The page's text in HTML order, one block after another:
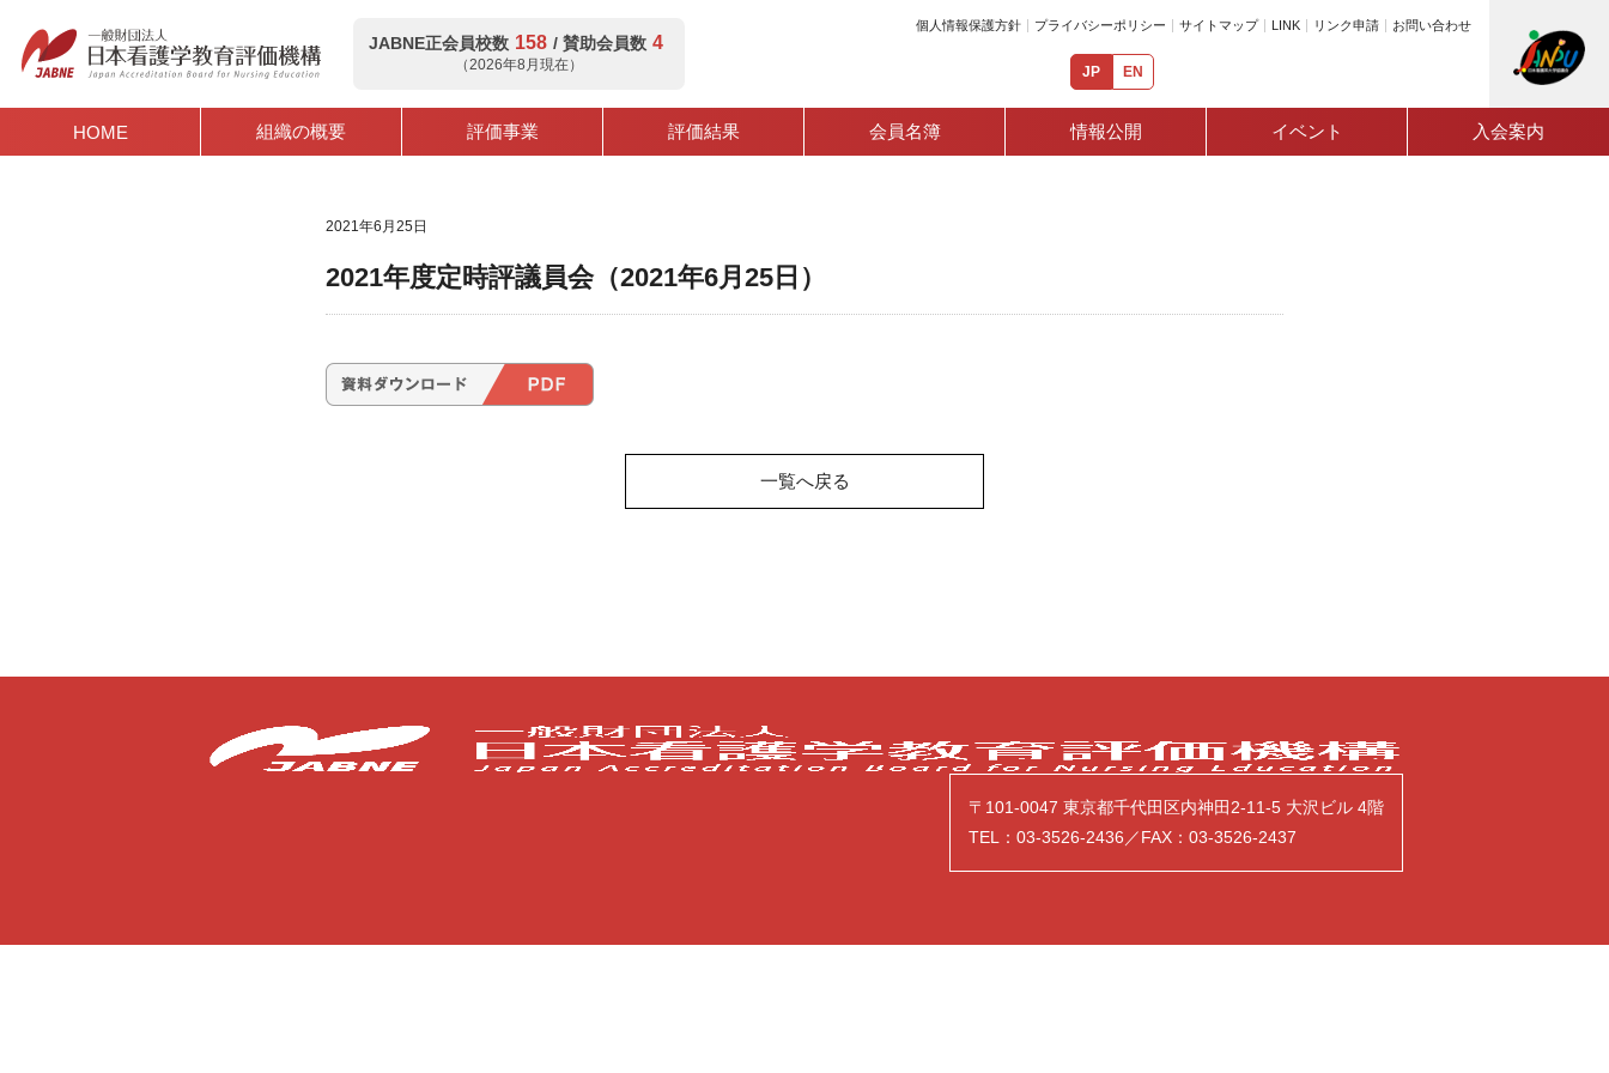
JABNE正会員校数 158 / 賛助会員数 4
（2026年8月現在）
個人情報保護方針 プライバシーポリシー サイトマップ LINK リンク申請 お問い合わせ
HOME 組織の概要 評価事業 評価結果 会員名簿 情報公開 イベント 入会案内
JP EN
2021年6月25日
2021年度定時評議員会（2021年6月25日）
一覧へ戻る
〒101-0047 東京都千代田区内神田2-11-5 大沢ビル 4階
TEL：03-3526-2436／FAX：03-3526-2437